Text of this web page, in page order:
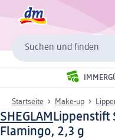
Suchen und finden
Startseite Make-up
SHEGLAMLippenstift
Flamingo, 2,3 g